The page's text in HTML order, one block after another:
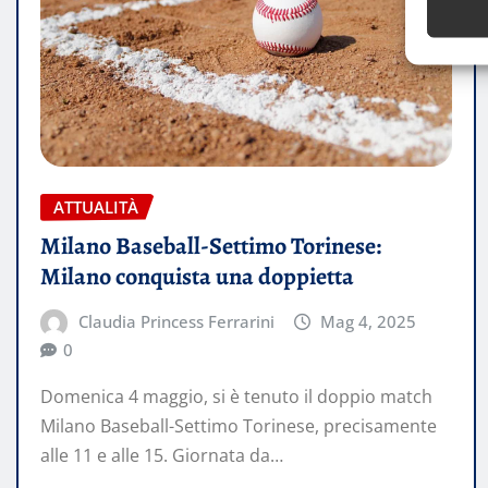
ATTUALITÀ
Milano Baseball-Settimo Torinese:
Milano conquista una doppietta
Claudia Princess Ferrarini
Mag 4, 2025
0
Domenica 4 maggio, si è tenuto il doppio match
Milano Baseball-Settimo Torinese, precisamente
alle 11 e alle 15. Giornata da…